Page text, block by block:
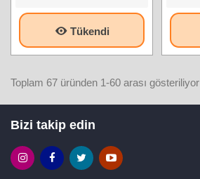
Tükendi
Toplam 67 üründen 1-60 arası gösteriliyor
Bizi takip edin